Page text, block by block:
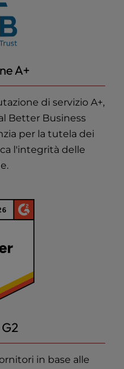
A+
di servizio A+,
Better Business
per la tutela dei
l'integrità delle
in base alle